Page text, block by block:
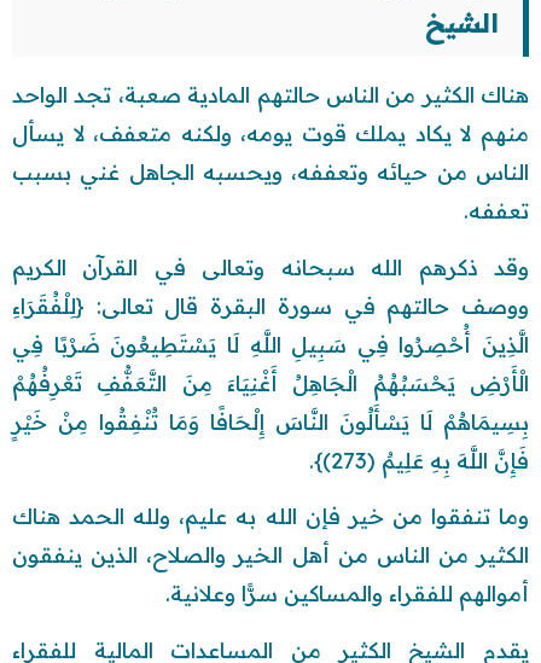
الشيخ
هناك الكثير من الناس حالتهم المادية صعبة، تجد الواحد
منهم لا يكاد يملك قوت يومه، ولكنه متعفف، لا يسأل
الناس من حيائه وتعففه، ويحسبه الجاهل غني بسبب
تعففه.
وقد ذكرهم الله سبحانه وتعالى في القرآن الكريم
ووصف حالتهم في سورة البقرة قال تعالى: {لِلْفُقَرَاءِ
الَّذِينَ أُحْصِرُوا فِي سَبِيلِ اللَّهِ لَا يَسْتَطِيعُونَ ضَرْبًا فِي
الْأَرْضِ يَحْسَبُهُمُ الْجَاهِلُ أَغْنِيَاءَ مِنَ التَّعَفُّفِ تَعْرِفُهُمْ
بِسِيمَاهُمْ لَا يَسْأَلُونَ النَّاسَ إِلْحَافًا وَمَا تُنْفِقُوا مِنْ خَيْرٍ
فَإِنَّ اللَّهَ بِهِ عَلِيمٌ (273)}.
وما تنفقوا من خير فإن الله به عليم، ولله الحمد هناك
الكثير من الناس من أهل الخير والصلاح، الذين ينفقون
أموالهم للفقراء والمساكين سرًّا وعلانية.
يقدم الشيخ الكثير من المساعدات المالية للفقراء